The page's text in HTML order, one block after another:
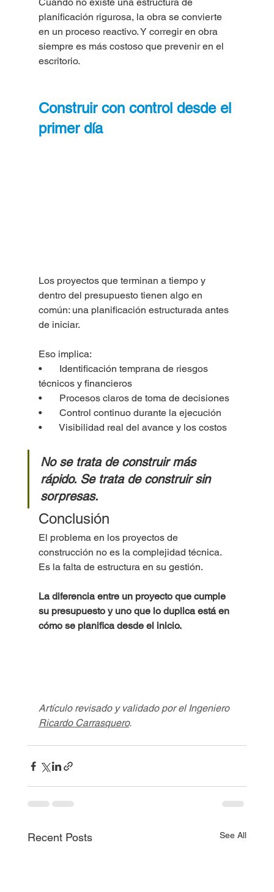
planificación rigurosa, la obra se convierte
en un proceso reactivo. Y corregir en obra
siempre es más costoso que prevenir en el
escritorio.
Construir con control desde el
primer día
Los proyectos que terminan a tiempo y
dentro del presupuesto tienen algo en
común: una planificación estructurada antes
de iniciar.
Eso implica:
•       Identificación temprana de riesgos
técnicos y financieros
•       Procesos claros de toma de decisiones
•       Control continuo durante la ejecución
•       Visibilidad real del avance y los costos
No se trata de construir más
rápido. Se trata de construir sin
sorpresas.
Conclusión
El problema en los proyectos de
construcción no es la complejidad técnica.
Es la falta de estructura en su gestión.
La diferencia entre un proyecto que cumple
su presupuesto y uno que lo duplica está en
cómo se planifica desde el inicio.
Artículo revisado y validado por el Ingeniero
Ricardo Carrasquero.
Recent Posts See All